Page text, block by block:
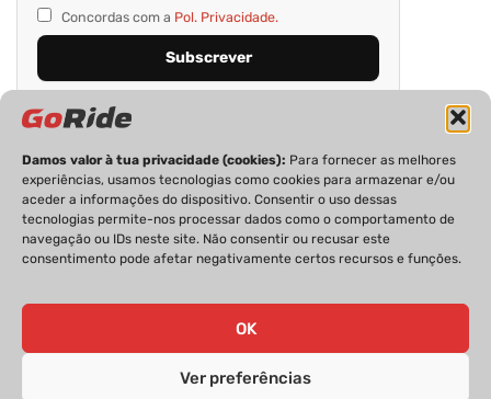
Damos valor à tua privacidade (cookies): Para fornecer as melhores
experiências, usamos tecnologias como cookies para armazenar e/ou
aceder a informações do dispositivo. Consentir o uso dessas
tecnologias permite-nos processar dados como o comportamento de
navegação ou IDs neste site. Não consentir ou recusar este
consentimento pode afetar negativamente certos recursos e funções.
OK
Ver preferências
Concordas com a Pol. Privacidade.
PRIVACIDADE FICHA TÉCNICA
ESTATUTO EDITORIAL